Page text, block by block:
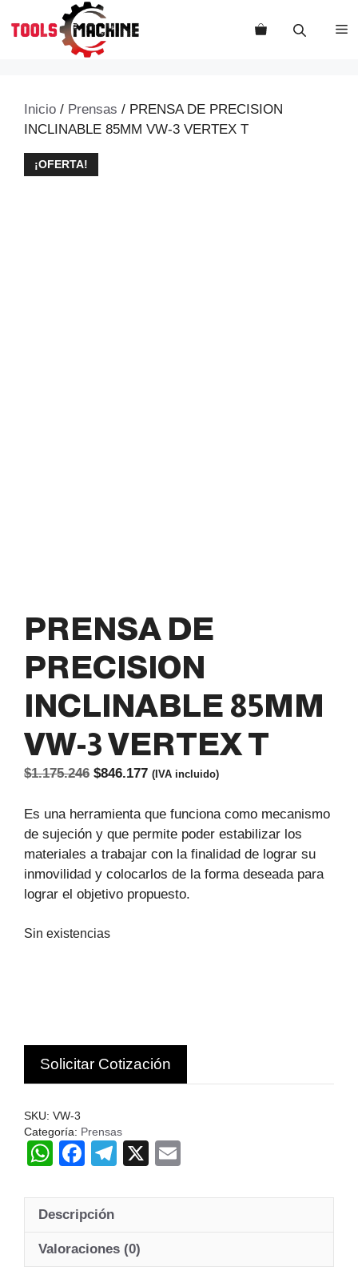
Inicio / Prensas / PRENSA DE PRECISION
INCLINABLE 85MM VW-3 VERTEX T
¡OFERTA!
PRENSA DE
PRECISION
INCLINABLE 85MM
VW-3 VERTEX T
$1.175.246 El
original
era:
$1.175.246.
$846.177El
actual
es:
$846.177.
(IVA incluido)
Es una herramienta que funciona como mecanismo
de sujeción y que permite poder estabilizar los
materiales a trabajar con la finalidad de lograr su
inmovilidad y colocarlos de la forma deseada para
lograr el objetivo propuesto.
Sin existencias
Solicitar Cotización
SKU: VW-3
Categoría: Prensas
W
at
A
F
c
b
T
e
a
X
ail
Descripción
Valoraciones (0)